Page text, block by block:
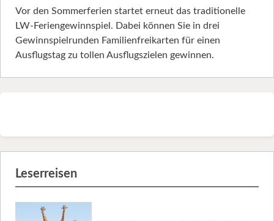
Vor den Sommerferien startet erneut das traditionelle
LW-Feriengewinnspiel. Dabei können Sie in drei
Gewinnspielrunden Familienfreikarten für einen
Ausflugstag zu tollen Ausflugszielen gewinnen.
Leserreisen